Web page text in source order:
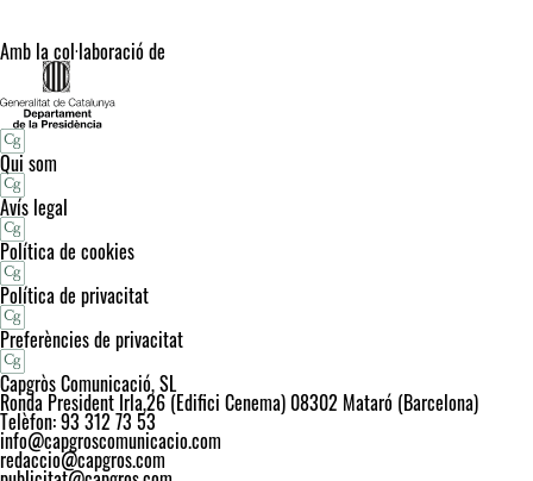
Amb la col·laboració de
Qui som
Avís legal
Política de cookies
Política de privacitat
Preferències de privacitat
Capgròs Comunicació, SL
Ronda President Irla,26 (Edifici Cenema) 08302 Mataró (Barcelona)
Telèfon: 93 312 73 53
info@capgroscomunicacio.com
redaccio@capgros.com